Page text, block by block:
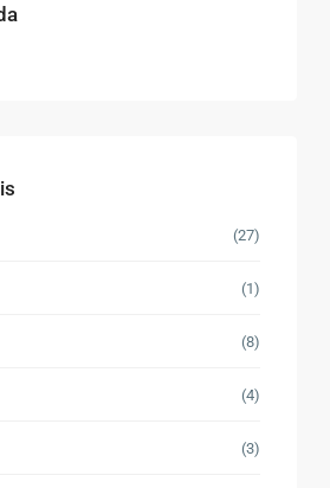
(27)
(1)
(8)
(4)
(3)